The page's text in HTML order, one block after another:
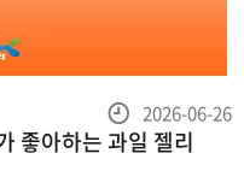
좋아하는 과일 젤리
등
록
2026-06-26